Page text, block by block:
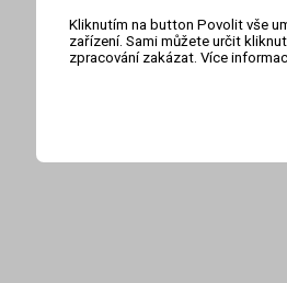
Kliknutím na button Povolit vše
zařízení. Sami můžete určit
zpracování zakázat. Více